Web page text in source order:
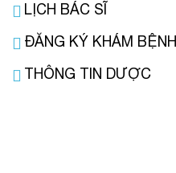
LỊCH BÁC SĨ
ĐĂNG KÝ KHÁM BỆNH
THÔNG TIN DƯỢC